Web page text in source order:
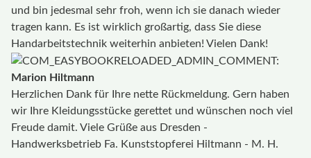
und bin jedesmal sehr froh, wenn ich sie danach wieder
tragen kann. Es ist wirklich großartig, dass Sie diese
Handarbeitstechnik weiterhin anbieten! Vielen Dank!
Marion Hiltmann
Herzlichen Dank für Ihre nette Rückmeldung. Gern haben
wir Ihre Kleidungsstücke gerettet und wünschen noch viel
Freude damit. Viele Grüße aus Dresden -
Handwerksbetrieb Fa. Kunststopferei Hiltmann - M. H.